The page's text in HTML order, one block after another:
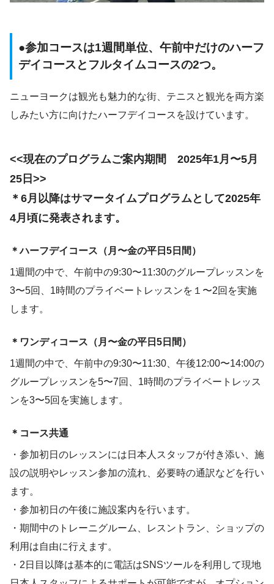
●参加コースは1週間単位、午前中だけのハーフ
デイコースとフルタイムコースの2つ。
ニューヨークは観光も魅力的な街、テニスと観光を両方楽
しみたい方に向けたハーフデイコースを設けています。
<<現在のプログラムご案内期間 2025年1月〜5月
25日>>
＊6月以降はサマータイムプログラムとして2025年
4月頃に発表されます。
＊ハーフデイコース（月〜金の平日5日間）
1週間の中で、午前中の9:30〜11:30のグループレッスンを
3〜5回、1時間のプライベートレッスンを１〜2回を実施
します。
＊ワンディコース（月〜金の平日5日間）
1週間の中で、午前中の9:30〜11:30、午後12:00〜14:00の
グループレッスンを5〜7回、1時間のプライベートレッス
ンを3〜5回を実施します。
＊コース共通
・参加初日のレッスンには日本人スタッフが付き添い、施
設の説明やレッスン参加の流れ、必要時の通訳などを行い
ます。
・参加初日の午後に施設案内を行います。
・期間中のトレーニグルーム、レスントラン、ショップの
利用は自由に行えます。
・2日目以降は基本的に電話はSNSツールを利用して現地